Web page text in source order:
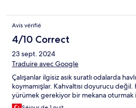
Avis vérifié
4/10 Correct
23 sept. 2024
Traduire avec Google
Çalışanlar ilgisiz asık suratlı odalarda
koymamışlar. Kahvaltısı doyurucu
yürümek gerekiyor bir mekana oturmak